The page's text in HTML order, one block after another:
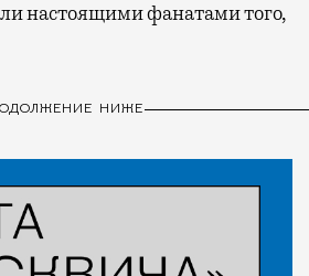
настоящими фанатами того,
НИЖЕ